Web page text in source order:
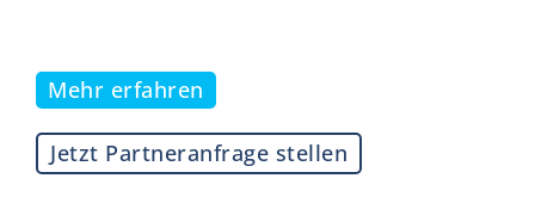
Mehr erfahren
Jetzt Partneranfrage stellen